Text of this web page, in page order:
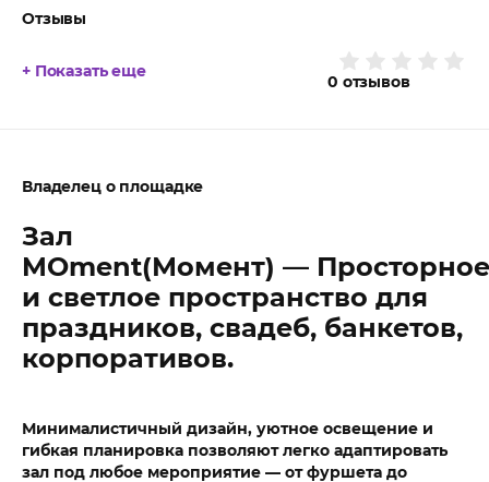
Отзывы
0 отзывов
+ Показать еще
Владелец о площадке
Зал
MOment(Момент) — Просторное
и светлое пространство для
праздников, свадеб, банкетов,
корпоративов.
Минималистичный дизайн, уютное освещение и
гибкая планировка позволяют легко адаптировать
зал под любое мероприятие — от фуршета до